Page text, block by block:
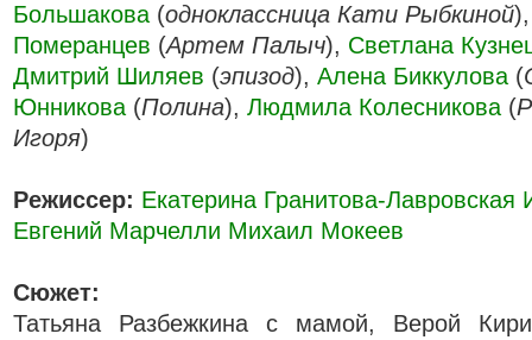
Большакова (одноклассница Кати Рыбкиной
Померанцев (Артем Палыч), Светлана
Дмитрий Шиляев (эпизод), Алена Биккулова (
Юнникова (Полина), Людмила Колесникова (
Игоря)
Режиссер: Екатерина Гранитова-Лавровская
Евгений Марчелли Михаил Мокеев
Сюжет:
Татьяна Разбежкина с мамой, Верой